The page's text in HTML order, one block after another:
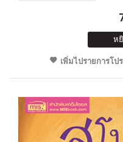
ห
เพิ่มไปรายการโป